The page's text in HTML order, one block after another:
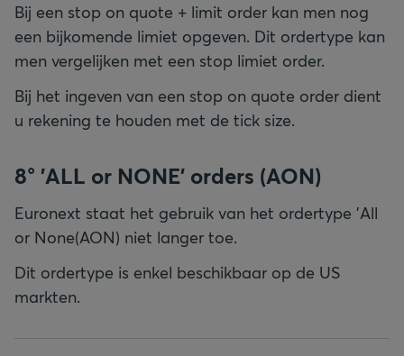
Bij een stop on quote + limit order kan men nog
een bijkomende limiet opgeven. Dit ordertype kan
men vergelijken met een stop limiet order.
Bij het ingeven van een stop on quote order dient
u rekening te houden met de tick size.
8° 'ALL or NONE' orders (AON)
Euronext staat het gebruik van het ordertype 'All
or None(AON) niet langer toe.
Dit ordertype is enkel beschikbaar op de US
markten.